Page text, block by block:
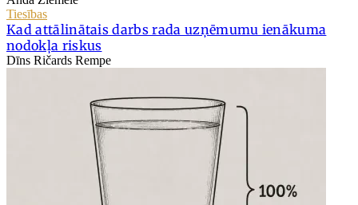
Tiesības
Kad attālinātais darbs rada uzņēmumu ienākuma
nodokļa riskus
Dīns Ričards Rempe